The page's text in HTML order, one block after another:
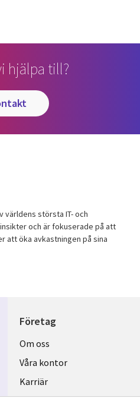
hjälpa till?
världens största IT- och
och är fokuserade på att
att öka avkastningen på sina
Företag
Useful
links
SWEDEN
Om oss
Våra kontor
Karriär
Hållbarhet